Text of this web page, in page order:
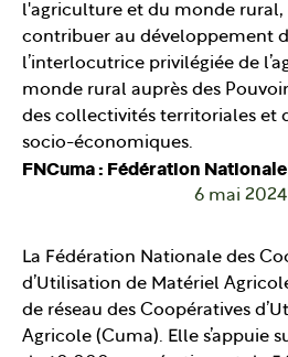
l'agriculture et du monde rural,
contribuer au développement
l’interlocutrice privilégiée de
monde rural auprès des
des collectivités territoriales et
socio-économiques.
FNCuma : Fédération
6 mai 2024
La Fédération Nationale des
d’Utilisation de Matériel
de réseau des Coopératives
Agricole (Cuma). Elle s’appuie